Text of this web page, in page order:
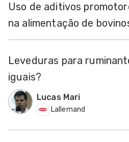
Uso de aditivos
na alimentação de
Leveduras para
iguais?
Lucas Mari
Lallemand